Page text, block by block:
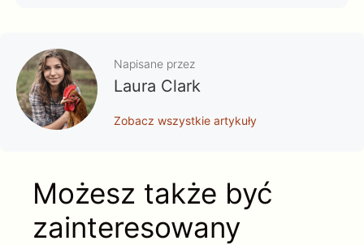
Napisane przez
Laura Clark
Zobacz wszystkie artykuły
Możesz także być
zainteresowany